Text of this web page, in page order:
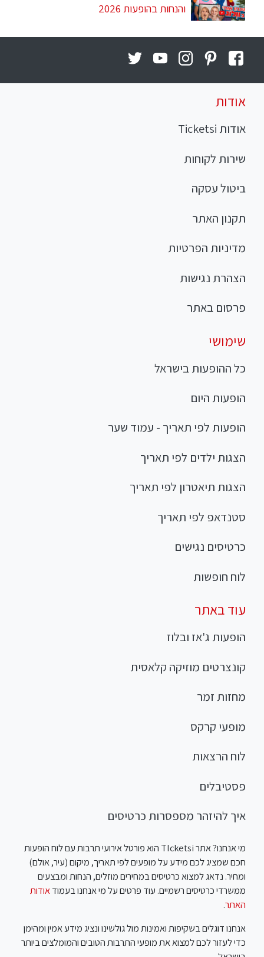
והנחות בהופעות 2026
אודות
אודות Ticketsi
שירות לקוחות
ביטול עסקה
תקנון האתר
מדיניות הפרטיות
הצהרת נגישות
פרסום באתר
שימושי
כל ההופעות בישראל
הופעות היום
הופעות לפי תאריך - עמוד שער
הצגות ילדים לפי תאריך
הצגות תיאטרון לפי תאריך
סטנדאפ לפי תאריך
כרטיסים נגישים
לוח חופשות
עוד באתר
הופעות ג'אז ובלוז
קונצרטים מוזיקה קלאסית
מחזות זמר
מופעי קרקס
לוח הרצאות
פסטיבלים
איך להיזהר מספסרות כרטיסים
מי אנחנו? אתר TIcketsi הוא פורטל אירועי תרבות עם לוח הופעות
חכם שמציג לכם מידע על מופעים לפי תאריך, מיקום (עיר, אולם)
ומחיר. נדאג למצוא כרטיסים במחירים מוזלים, הנחות ומבצעים
ממשרדי כרטיסים רשמיים. עוד פרטים על מי אנחנו בעמודאודות
האתר.
אנחנו דוגלים בשקיפות ואמינות מול גולשינו ונציג מידע אמין ומהימן
כדי לעזור לכם למצוא את מופעי התרבות הטובים והמומלצים ביותר